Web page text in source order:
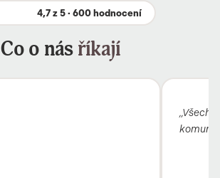
4,7 z 5 · 600 hodnocení
Co o násříkají